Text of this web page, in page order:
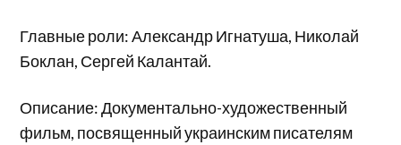
Главные роли: Александр Игнатуша, Николай
Боклан, Сергей Калантай.
Описание: Документально-художественный
фильм, посвященный украинским писателям